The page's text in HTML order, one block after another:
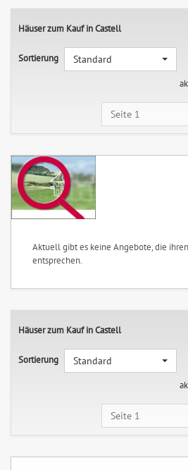
Häuser zum Kauf in Castell
Sortierung
Standard
Seite 1
Aktuell gibt es keine Angebote, die
entsprechen.
Häuser zum Kauf in Castell
Sortierung
Standard
Seite 1